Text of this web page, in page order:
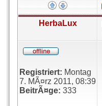
HerbaLux
Registriert: Montag
7. MÃ¤rz 2011, 08:39
BeitrÃ¤ge: 333